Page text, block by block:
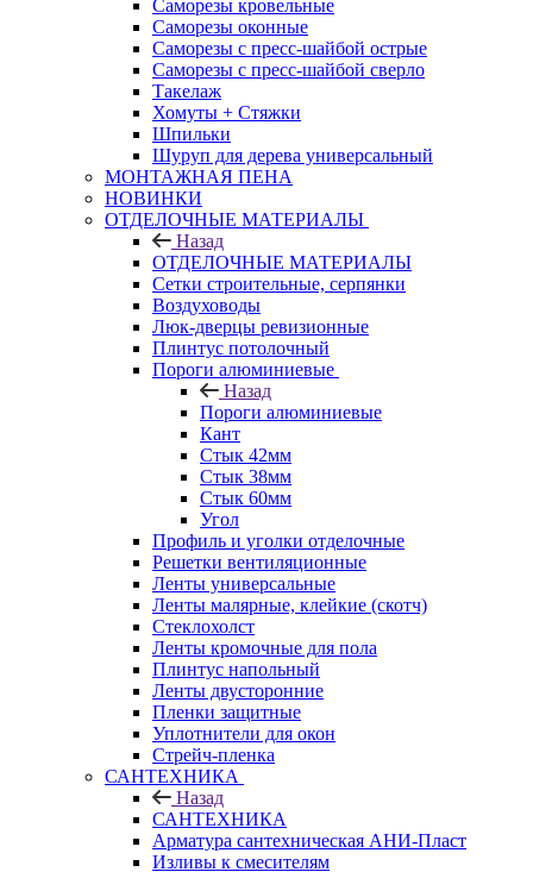
Саморезы кровельные
Саморезы оконные
Саморезы с пресс-шайбой острые
Саморезы с пресс-шайбой сверло
Такелаж
Хомуты + Стяжки
Шпильки
Шуруп для дерева универсальный
МОНТАЖНАЯ ПЕНА
НОВИНКИ
ОТДЕЛОЧНЫЕ МАТЕРИАЛЫ
Назад
ОТДЕЛОЧНЫЕ МАТЕРИАЛЫ
Сетки строительные, серпянки
Воздуховоды
Люк-дверцы ревизионные
Плинтус потолочный
Пороги алюминиевые
Назад
Пороги алюминиевые
Кант
Стык 42мм
Стык 38мм
Стык 60мм
Угол
Профиль и уголки отделочные
Решетки вентиляционные
Ленты универсальные
Ленты малярные, клейкие (скотч)
Стеклохолст
Ленты кромочные для пола
Плинтус напольный
Ленты двусторонние
Пленки защитные
Уплотнители для окон
Стрейч-пленка
САНТЕХНИКА
Назад
САНТЕХНИКА
Арматура сантехническая АНИ-Пласт
Изливы к смесителям